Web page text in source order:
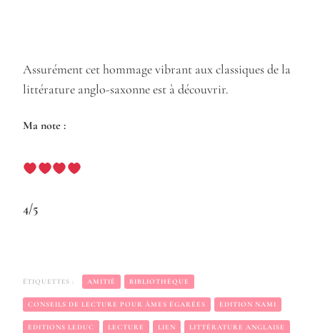
Assurément cet hommage vibrant aux classiques de la
littérature anglo-saxonne est à découvrir.
Ma note :
4/5
ÉTIQUETTES : AMITIÉ BIBLIOTHÈQUE
CONSEILS DE LECTURE POUR ÂMES ÉGARÉES EDITION NAMI
EDITIONS LEDUC LECTURE LIEN LITTÉRATURE ANGLAISE